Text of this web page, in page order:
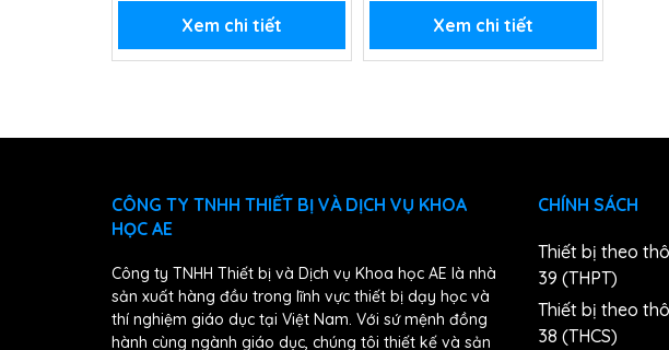
Xem chi tiết Xem chi tiết
CÔNG TY TNHH THIẾT BỊ VÀ DỊCH VỤ KHOA
HỌC AE
Công ty TNHH Thiết bị và Dịch vụ Khoa học AE là nhà
sản xuất hàng đầu trong lĩnh vực thiết bị dạy học và
thí nghiệm giáo dục tại Việt Nam. Với sứ mệnh đồng
hành cùng ngành giáo dục, chúng tôi thiết kế và sản
CHÍNH SÁCH
Thiết bị theo
39 (THPT)
Thiết bị theo
38 (THCS)